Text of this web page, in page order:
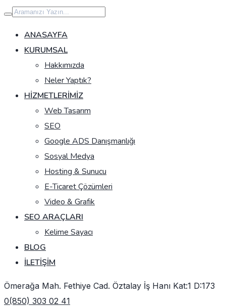
İçeriğe
geç
ANASAYFA
KURUMSAL
Hakkımızda
Neler Yaptık?
HIZMETLERIMIZ
Web Tasarım
SEO
Google ADS Danışmanlığı
Sosyal Medya
Hosting & Sunucu
E-Ticaret Çözümleri
Video & Grafik
SEO ARAÇLARI
Kelime Sayacı
BLOG
İLETIŞIM
Ömerağa Mah. Fethiye Cad. Öztalay İş Hanı Kat:1 D:173
0(850) 303 02 41